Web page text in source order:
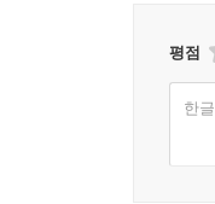
평점
한